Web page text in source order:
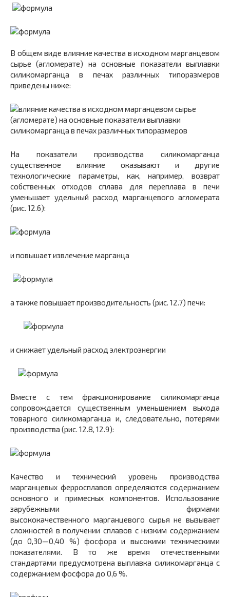
В общем виде влияние качества в исходном марганцевом
сырье (агломерате) на основные показатели выплавки
силикомарганца в печах различных типоразмеров
приведены ниже:
На показатели производства силикомарганца
существенное влияние оказывают и другие
технологические параметры, как, например, возврат
собственных отходов сплава для переплава в печи
уменьшает удельный расход марганцевого агломерата
(рис. 12.6):
и повышает извлечение марганца
а также повышает производительность (рис. 12.7) печи:
и снижает удельный расход электроэнергии
Вместе с тем фракционирование силикомарганца
сопровождается существенным уменьшением выхода
товарного силикомарганца и, следовательно, потерями
производства (рис. 12.8, 12.9):
Качество и технический уровень производства
марганцевых ферросплавов определяются содержанием
основного и примесных компонентов. Использование
зарубежными фирмами
высококачественного марганцевого сырья не вызывает
сложностей в получении сплавов с низким содержанием
(до 0,30—0,40 %) фосфора и высокими техническими
показателями. В то же время отечественными
стандартами предусмотрена выплавка силикомарганца с
содержанием фосфора до 0,6 %.